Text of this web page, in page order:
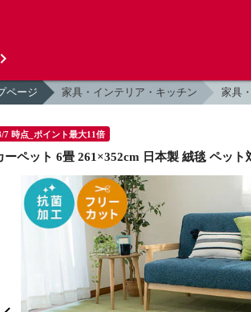
ページ 家具・インテリア・キッチン 家具
7 時点_ポイント最大11倍
ーペット 6畳 261×352cm 日本製 絨毯 ペッ